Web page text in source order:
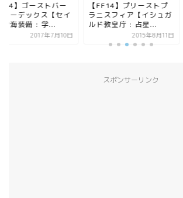
】ゴーストバー
コーデックス【セイ
ン海装備 : 学...
2017年7月10日
【FF14】プリーストプ
ラニスフィア【イシュガ
ルド教皇庁 : 占星...
2015年8月11日
スポンサーリンク